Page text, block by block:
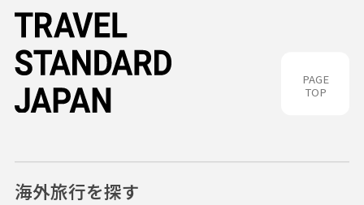
PAGE
TOP
海外旅行を探す